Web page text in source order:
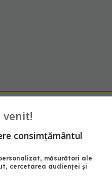
venit!
consimțământul
măsurători ale
cercetarea audienței și